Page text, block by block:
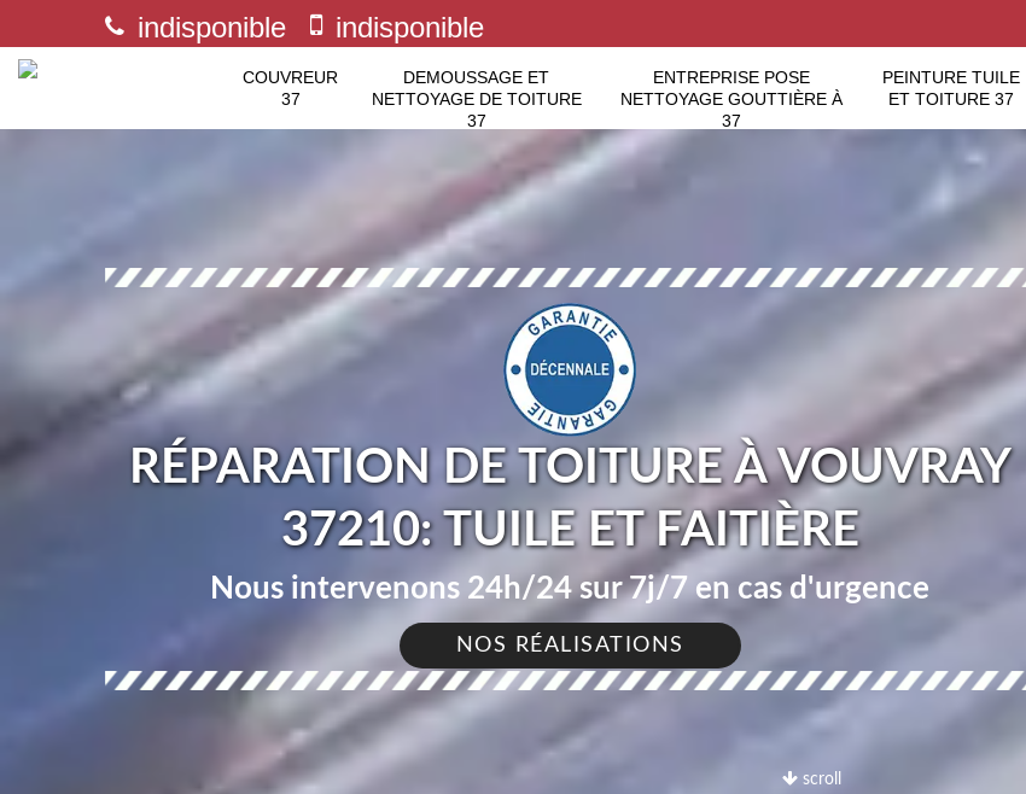
indisponible indisponible
COUVREUR
37
DEMOUSSAGE ET
NETTOYAGE DE TOITURE
37
ENTREPRISE POSE
NETTOYAGE GOUTTIÈRE À
37
PEINTURE TUILE
ET TOITURE 37
scroll
RÉPARATION DE TOITURE À VOUVRAY
37210: TUILE ET FAITIÈRE
Nous intervenons 24h/24 sur 7j/7 en cas d'urgence
NOS RÉALISATIONS